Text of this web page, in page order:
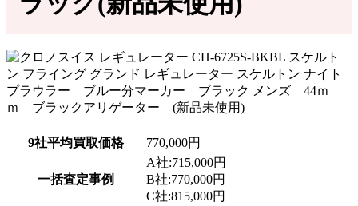
9社平均買取価格 770,000円
一括査定事例
A社:715,000円
B社:770,000円
C社:815,000円